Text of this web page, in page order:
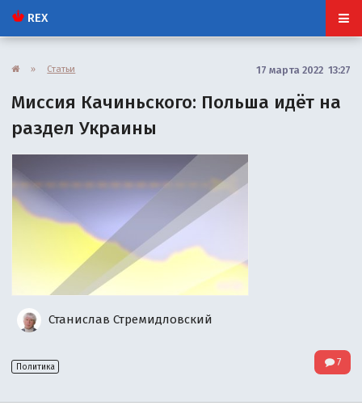
REX
» Статьи 17 марта 2022 13:27
Миссия Качиньского: Польша идёт на
раздел Украины
Станислав Стремидловский
Политика 7